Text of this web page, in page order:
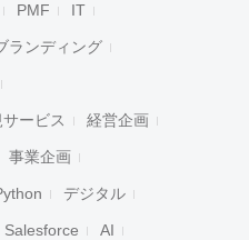
PMF IT
ランディング
サービス 経営企画
事業企画
デジタル
Salesforce AI